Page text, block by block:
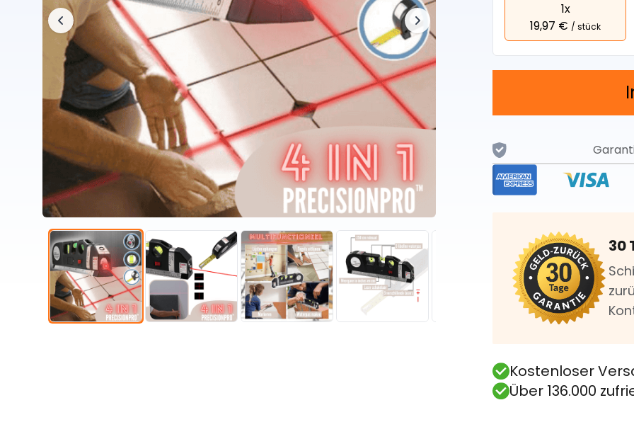
1x
19,97 € / stück
30
Kostenloser
Über 136.000